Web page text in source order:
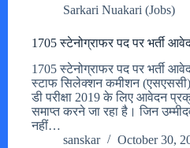
Sarkari Nuakari (Jobs)
1705 स्टेनोग्राफर पद पर भर्ती
1705 स्टेनोग्राफर पद पर भर्ती
स्टाफ सिलेक्शन कमीशन
डी परीक्षा 2019 के लिए आवेदन
समाप्त करने जा रहा है। जिन
नहीं…
sanskar
October 30,